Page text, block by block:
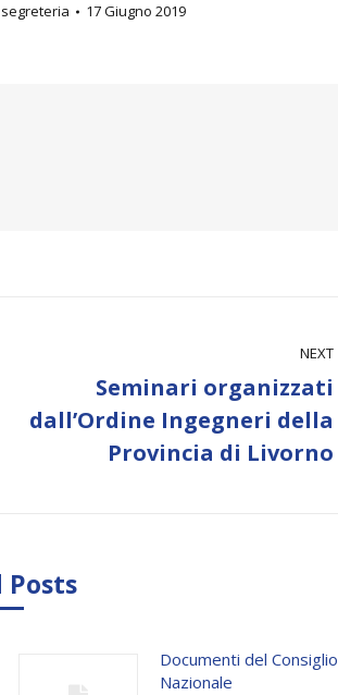
segreteria 17 Giugno 2019
NEXT
Next
Seminari organizzati
dall’Ordine Ingegneri della
Provincia di Livorno
Posts
Documenti del Consiglio
Nazionale